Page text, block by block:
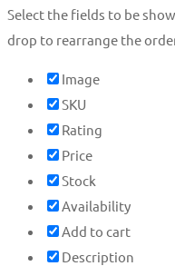
Select the fields to be
drop to rearrange the
Image
SKU
Rating
Price
Stock
Availability
Add to cart
Description